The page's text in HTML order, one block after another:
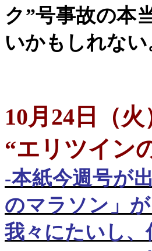
ク”号事故の本
いかもしれない
10月 24 日 （火
“エリツイン
-本紙今週号が
のマラソン」
我々にたいし